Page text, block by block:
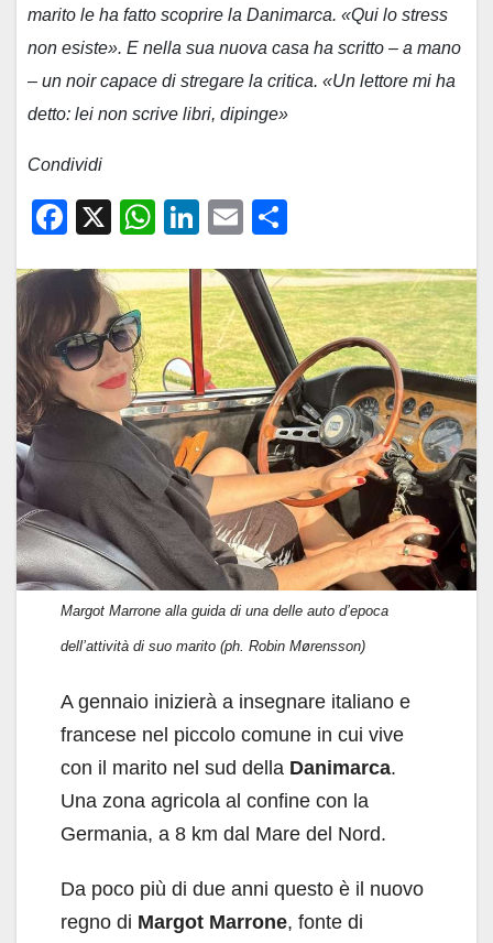
marito le ha fatto scoprire la Danimarca. «Qui lo stress
non esiste». E nella sua nuova casa ha scritto – a mano
– un noir capace di stregare la critica. «Un lettore mi ha
detto: lei non scrive libri, dipinge»
Condividi
F
e
b
o
k
X
W
at
s
A
p
p
Li
k
e
dI
n
E
ail n
di
vi
di
Margot Marrone alla guida di una delle auto d’epoca
dell’attività di suo marito (ph. Robin Mørensson)
A gennaio inizierà a insegnare italiano e
francese nel piccolo comune in cui vive
con il marito nel sud della Danimarca.
Una zona agricola al confine con la
Germania, a 8 km dal Mare del Nord.
Da poco più di due anni questo è il nuovo
regno di Margot Marrone, fonte di